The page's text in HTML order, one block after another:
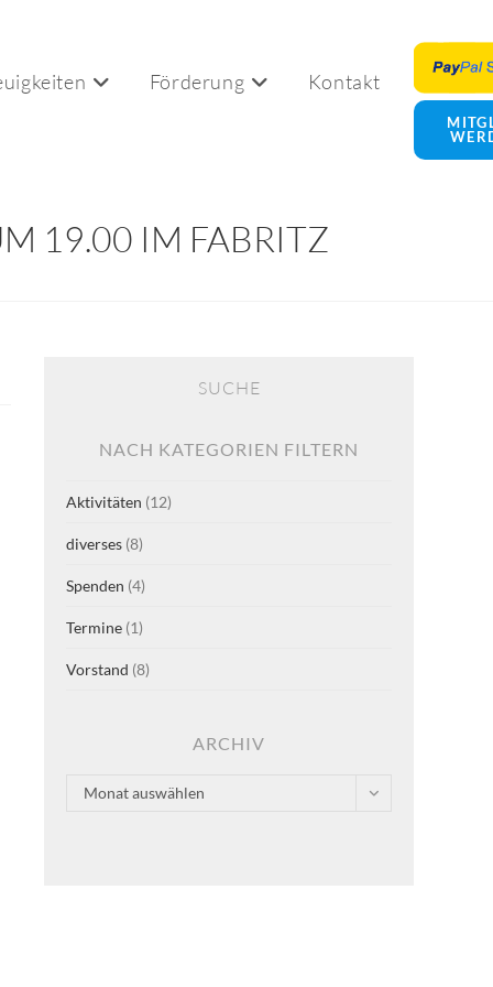
Förderung Kontakt Website-
Suche
19.00 IM FABRITZ
SUCHE
NACH KATEGORIEN FILTERN
Aktivitäten (12)
diverses (8)
Spenden (4)
Termine (1)
Vorstand (8)
ARCHIV
Archiv
Monat auswählen